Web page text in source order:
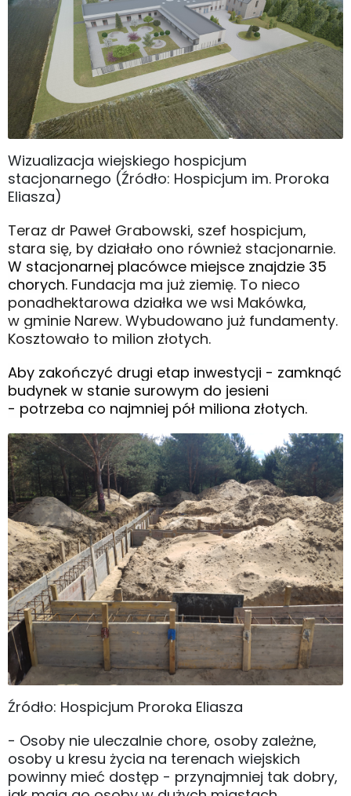
Wizualizacja wiejskiego hospicjum
stacjonarnego (Źródło: Hospicjum im. Proroka
Eliasza)
Teraz dr Paweł Grabowski, szef hospicjum,
stara się, by działało ono również stacjonarnie.
W stacjonarnej placówce miejsce znajdzie 35
chorych. Fundacja ma już ziemię. To nieco
ponadhektarowa działka we wsi Makówka,
w gminie Narew. Wybudowano już fundamenty.
Kosztowało to milion złotych.
Aby zakończyć drugi etap inwestycji - zamknąć
budynek w stanie surowym do jesieni
- potrzeba co najmniej pół miliona złotych.
Źródło: Hospicjum Proroka Eliasza
- Osoby nie uleczalnie chore, osoby zależne,
osoby u kresu życia na terenach wiejskich
powinny mieć dostęp - przynajmniej tak dobry,